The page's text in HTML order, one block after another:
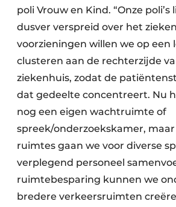
poli Vrouw en Kind. “Onze
dusver verspreid over het
voorzieningen willen we op een
clusteren aan de rechterzijde
ziekenhuis, zodat de
dat gedeelte concentreert. Nu
nog een eigen wachtruimte of
spreek/onderzoekskamer, maar
ruimtes gaan we voor diverse
verplegend personeel
ruimtebesparing kunnen we
bredere verkeersruimten